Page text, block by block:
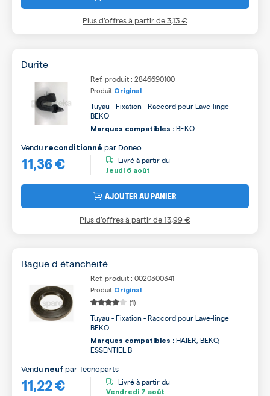
Plus d’offres à partir de3,13 €
Durite
Ref. produit : 2846690100
Produit Original
Tuyau - Fixation - Raccord pour Lave-linge
BEKO
Marques compatibles : BEKO
11,36 €
Vendu reconditionné par Doneo
Livré à partir du
Jeudi 6 août
AJOUTER AU PANIER
Plus d’offres à partir de13,99 €
Bague d étancheïté
Ref. produit : 0020300341
Produit Original
(1)
Tuyau - Fixation - Raccord pour Lave-linge
BEKO
Marques compatibles : HAIER, BEKO,
ESSENTIEL B
11,22 €
Vendu neuf parTecnoparts
Livré à partir du
Vendredi 7 août